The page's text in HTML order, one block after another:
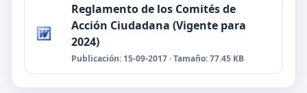
Reglamento de los Comités de
Acción Ciudadana (Vigente para
2024)
Publicación: 15-09-2017 · Tamaño: 77.45 KB